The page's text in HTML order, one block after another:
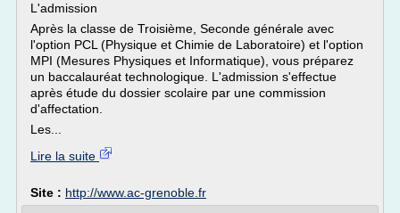
L'admission
Après la classe de Troisième, Seconde générale avec
l'option PCL (Physique et Chimie de Laboratoire) et l'option
MPI (Mesures Physiques et Informatique), vous préparez
un baccalauréat technologique. L'admission s'effectue
après étude du dossier scolaire par une commission
d'affectation.
Les...
Lire la suite
Site : http://www.ac-grenoble.fr